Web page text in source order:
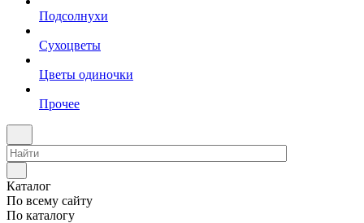
Подсолнухи
Сухоцветы
Цветы одиночки
Прочее
Каталог
По всему сайту
По каталогу